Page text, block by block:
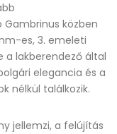
közben
es, 3. emeleti
a lakberendező által
elegancia és a
nélkül találkozik.
jellemzi, a felújítás